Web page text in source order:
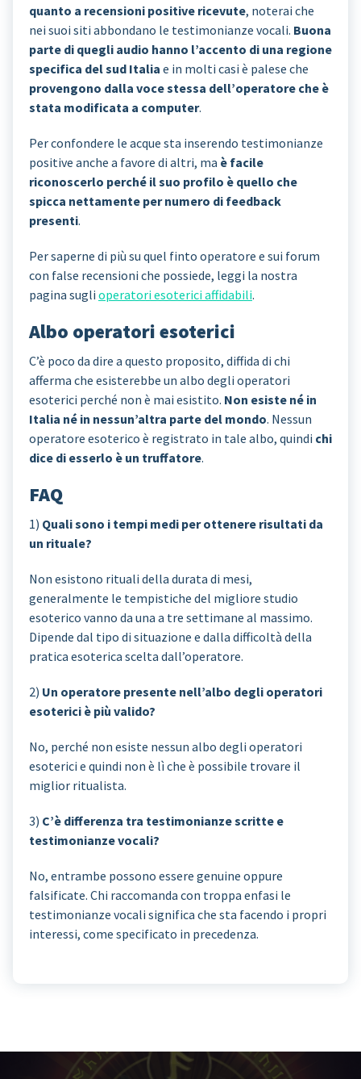
quanto a recensioni positive ricevute, noterai che
nei suoi siti abbondano le testimonianze vocali. Buona
parte di quegli audio hanno l’accento di una regione
specifica del sud Italia e in molti casi è palese che
provengono dalla voce stessa dell’operatore che è
stata modificata a computer.
Per confondere le acque sta inserendo testimonianze
positive anche a favore di altri, ma è facile
riconoscerlo perché il suo profilo è quello che
spicca nettamente per numero di feedback
presenti.
Per saperne di più su quel finto operatore e sui forum
con false recensioni che possiede, leggi la nostra
pagina sugli operatori esoterici affidabili.
Albo operatori esoterici
C’è poco da dire a questo proposito, diffida di chi
afferma che esisterebbe un albo degli operatori
esoterici perché non è mai esistito. Non esiste né in
Italia né in nessun’altra parte del mondo. Nessun
operatore esoterico è registrato in tale albo, quindi chi
dice di esserlo è un truffatore.
FAQ
1) Quali sono i tempi medi per ottenere risultati da
un rituale?
Non esistono rituali della durata di mesi,
generalmente le tempistiche del migliore studio
esoterico vanno da una a tre settimane al massimo.
Dipende dal tipo di situazione e dalla difficoltà della
pratica esoterica scelta dall’operatore.
2) Un operatore presente nell’albo degli operatori
esoterici è più valido?
No, perché non esiste nessun albo degli operatori
esoterici e quindi non è lì che è possibile trovare il
miglior ritualista.
3) C’è differenza tra testimonianze scritte e
testimonianze vocali?
No, entrambe possono essere genuine oppure
falsificate. Chi raccomanda con troppa enfasi le
testimonianze vocali significa che sta facendo i propri
interessi, come specificato in precedenza.